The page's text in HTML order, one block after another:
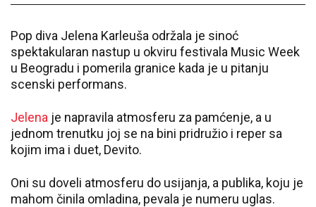
Pop diva Jelena Karleuša održala je sinoć
spektakularan nastup u okviru festivala Music Week
u Beogradu i pomerila granice kada je u pitanju
scenski performans.
Jelena je napravila atmosferu za pamćenje, a u
jednom trenutku joj se na bini pridružio i reper sa
kojim ima i duet, Devito.
Oni su doveli atmosferu do usijanja, a publika, koju je
mahom činila omladina, pevala je numeru uglas.